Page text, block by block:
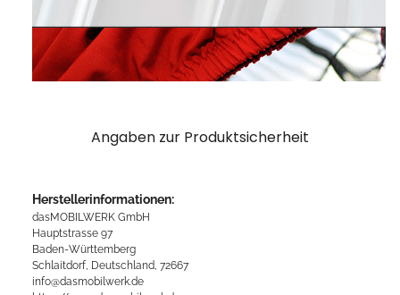
Angaben zur Produktsicherheit
Herstellerinformationen:
dasMOBILWERK GmbH
Hauptstrasse 97
Baden-Württemberg
Schlaitdorf, Deutschland, 72667
info@dasmobilwerk.de